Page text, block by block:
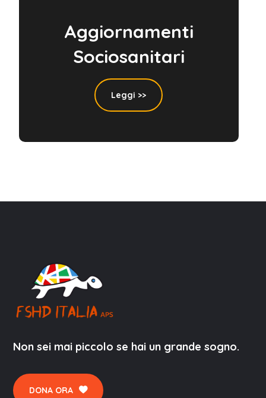
Aggiornamenti
Sociosanitari
Leggi >>
Non sei mai piccolo se hai un grande sogno.
DONA ORA